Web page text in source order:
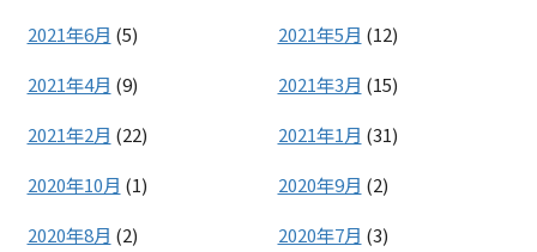
2021年6月 (5) 2021年5月 (12)
2021年4月 (9) 2021年3月 (15)
2021年2月 (22) 2021年1月 (31)
2020年10月 (1) 2020年9月 (2)
2020年8月 (2) 2020年7月 (3)